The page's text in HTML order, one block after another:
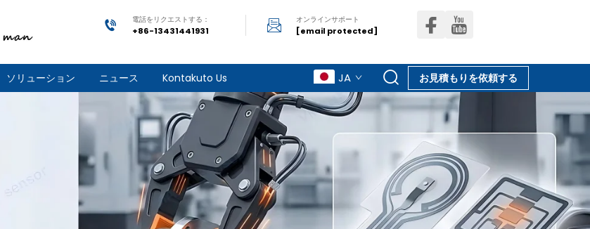
電話をリクエストする：
+86-13431441931
オンラインサポート
[email protected]
ソリューション ニュース Kontakuto Us JA お見積もりを依頼する